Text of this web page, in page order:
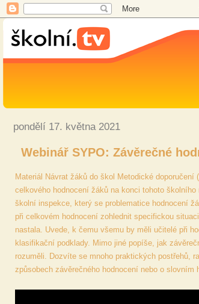
pondělí 17. května 2021
Webinář SYPO: Závěrečné
Materiál Návrat žáků do škol Metodické
celkového hodnocení žáků na konci tohoto
školní inspekce, který se problematice hodnocení
při celkovém hodnocení zohlednit specifickou
nastala. Uvede, k čemu všemu by měli učitelé při
klasifikační podklady. Mimo jiné popíše, jak
rozuměli. Dozvíte se mnoho praktických postřehů,
způsobech závěrečného hodnocení nebo o slovním